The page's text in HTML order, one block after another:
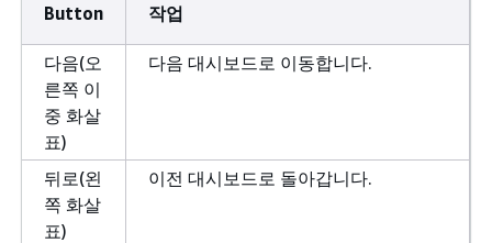
Button 작업
다음(오
른쪽 이
중 화살
표)
다음 대시보드로 이동합니다.
뒤로(왼
쪽 화살
표)
이전 대시보드로 돌아갑니다.